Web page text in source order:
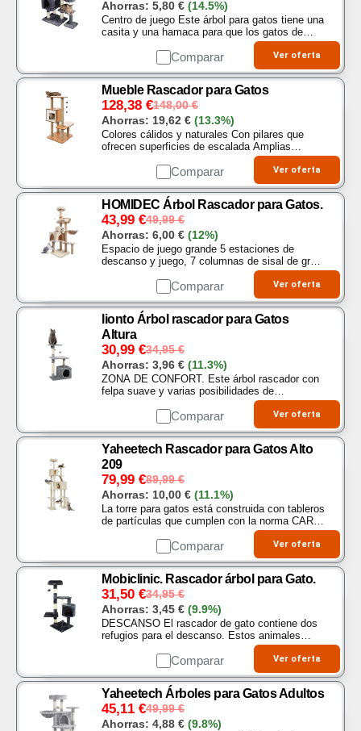
Ahorras: 5,80 € (14.5%)
Centro de juego Este árbol para gatos tiene una
casita y una hamaca para que los gatos de
diferente tamaño jueguen y duerman. Cuenta
con una pelota elástica La casa para gatos es
Comparar Ver oferta
Mueble Rascador para Gatos
148,00€
128,38 €
Ahorras: 19,62 € (13.3%)
Colores cálidos y naturales Con pilares que
ofrecen superficies de escalada Amplias
plataformas con cojines Cubo de cueva con
alfombra en las plataformas
Comparar Ver oferta
HOMIDEC Árbol Rascador para Gatos.
49,99€
43,99 €
Ahorras: 6,00 € (12%)
Espacio de juego grande 5 estaciones de
descanso y juego, 7 columnas de sisal de gran
tamaño, 1 cueva suave y tierna, 1 nido de gato
colgante, 2 teasers de gato, 1 bola colgante.
Una cueva…
Comparar Ver oferta
lionto Árbol rascador para Gatos
Altura
34,95€
30,99 €
Ahorras: 3,96 € (11.3%)
ZONA DE CONFORT. Este árbol rascador con
felpa suave y varias posibilidades de
actividades permite a los gatos jugar,
descansar y esconderse PARAÍSO DEL
JUEGO Y EL DESCANSO. Este árbol para…
Comparar Ver oferta
Yaheetech Rascador para Gatos Alto
209
89,99€
79,99 €
Ahorras: 10,00 € (11.1%)
La torre para gatos está construida con tableros
de partículas que cumplen con la norma CARB
E1, felpa, cuerdas de sisal, plástico y hierro.
Está cubierta por una cómoda felpa que tiene…
Comparar Ver oferta
Mobiclinic. Rascador árbol para Gato.
34,95€
31,50 €
Ahorras: 3,45 € (9.9%)
DESCANSO El rascador de gato contiene dos
refugios para el descanso. Estos animales
adoran esconderse en citios cerrados. Por
tanto, encontrarán esta zona ideal para
descansar. De este…
Comparar Ver oferta
Yaheetech Árboles para Gatos Adultos
49,99€
45,11 €
Ahorras: 4,88 € (9.8%)